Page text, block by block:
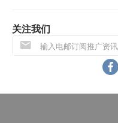
项功效专利，避免入
轻易温和达到高强度
内外夹击，全方位
退换产品必须包装
或过期退回，供
如有其他损坏或遗
正本，并于送货
关注我们